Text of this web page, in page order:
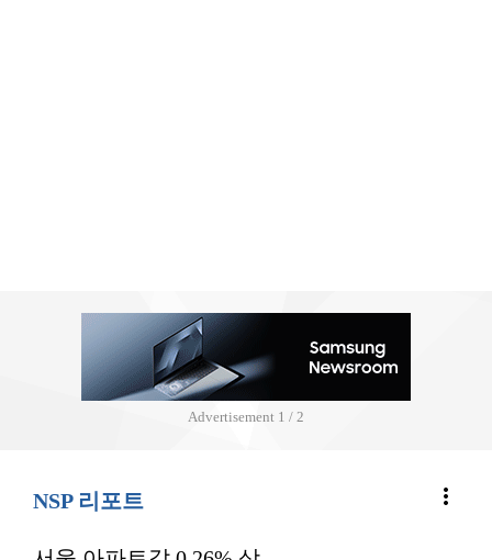
Advertisement 2 / 2
NSP 리포트 more_vert